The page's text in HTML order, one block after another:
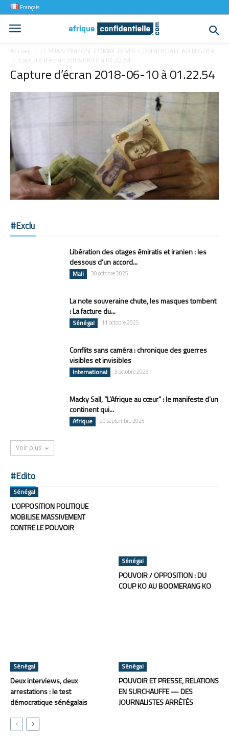
Français
Accueil
LE YUAN S’IMPOSE COMME DEVISE COMMERCIALE AU NIGERIA
Capture d’écran 2018-06-10 à 01.22.54
Capture d’écran 2018-06-10 à 01.22.54
#Exclu
Libération des otages émiratis et iranien : les
dessous d’un accord...
Mali 30 octobre 2025
La note souveraine chute, les masques tombent
: La facture du...
Sénégal 11 octobre 2025
Conflits sans caméra : chronique des guerres
visibles et invisibles
International 3 octobre 2025
Macky Sall, “L’Afrique au cœur” : le manifeste d’un
continent qui...
Afrique 29 septembre 2025
Voir plus
#Edito
Sénégal
L’OPPOSITION POLITIQUE
MOBILISE MASSIVEMENT
CONTRE LE POUVOIR
Sénégal
POUVOIR / OPPOSITION : DU
COUP KO AU BOOMERANG KO
Sénégal
Deux interviews, deux
arrestations : le test
démocratique sénégalais
Sénégal
POUVOIR ET PRESSE, RELATIONS
EN SURCHAUFFE — DES
JOURNALISTES ARRÊTÉS